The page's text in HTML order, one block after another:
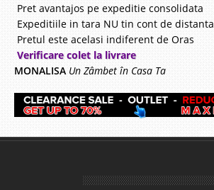
Pret avantajos pe expeditie consolidata
Expeditiile in tara NU tin cont de distanta
Pretul este acelasi indiferent de Oras
Verificare colet la livrare
MONALISA Un Zâmbet în Casa Ta